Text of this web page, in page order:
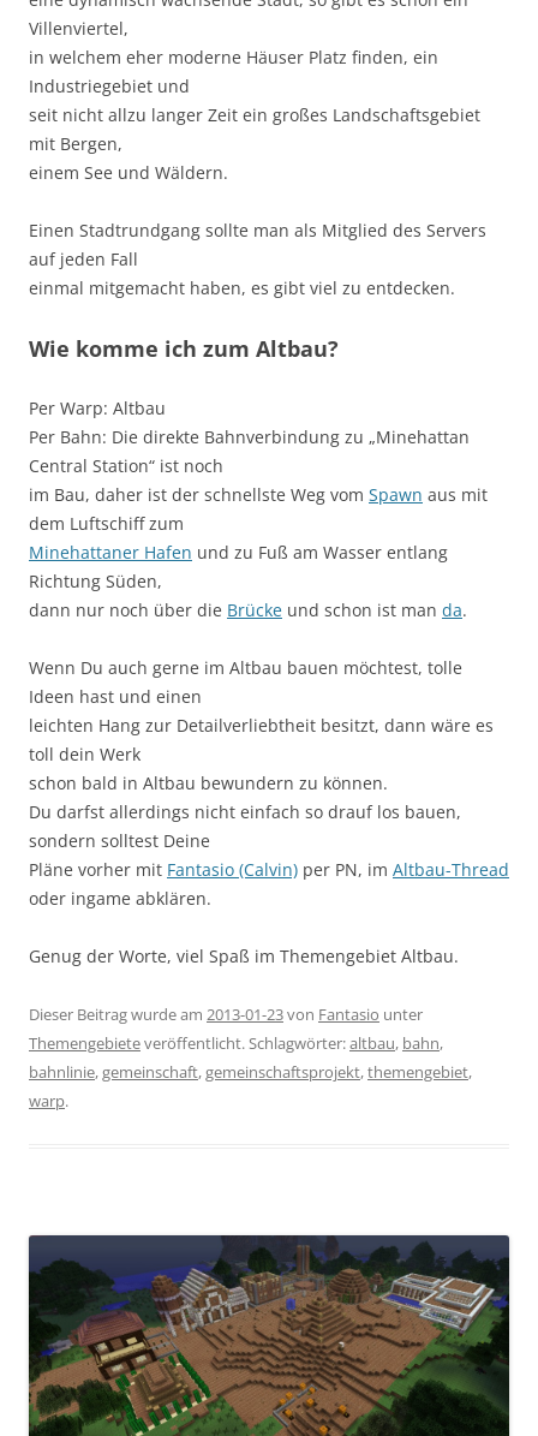
Villenviertel,
in welchem eher moderne Häuser Platz finden, ein
Industriegebiet und
seit nicht allzu langer Zeit ein großes Landschaftsgebiet
mit Bergen,
einem See und Wäldern.
Einen Stadtrundgang sollte man als Mitglied des Servers
auf jeden Fall
einmal mitgemacht haben, es gibt viel zu entdecken.
Wie komme ich zum Altbau?
Per Warp: Altbau
Per Bahn: Die direkte Bahnverbindung zu „Minehattan
Central Station“ ist noch
im Bau, daher ist der schnellste Weg vom Spawn aus mit
dem Luftschiff zum
Minehattaner Hafen und zu Fuß am Wasser entlang
Richtung Süden,
dann nur noch über die Brücke und schon ist man da.
Wenn Du auch gerne im Altbau bauen möchtest, tolle
Ideen hast und einen
leichten Hang zur Detailverliebtheit besitzt, dann wäre es
toll dein Werk
schon bald in Altbau bewundern zu können.
Du darfst allerdings nicht einfach so drauf los bauen,
sondern solltest Deine
Pläne vorher mit Fantasio (Calvin) per PN, im Altbau-Thread
oder ingame abklären.
Genug der Worte, viel Spaß im Themengebiet Altbau.
Dieser Beitrag wurde am 2013-01-23von Fantasio unter
Themengebieteveröffentlicht. Schlagwörter:altbau, bahn,
bahnlinie,gemeinschaft,gemeinschaftsprojekt,themengebiet,
warp.